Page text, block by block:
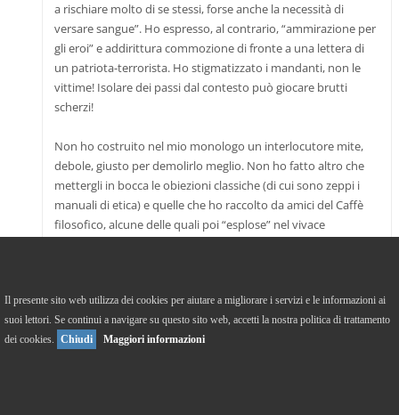
a rischiare molto di se stessi, forse anche la necessità di
versare sangue”. Ho espresso, al contrario, “ammirazione per
gli eroi” e addirittura commozione di fronte a una lettera di
un patriota-terrorista. Ho stigmatizzato i mandanti, non le
vittime! Isolare dei passi dal contesto può giocare brutti
scherzi!
Non ho costruito nel mio monologo un interlocutore mite,
debole, giusto per demolirlo meglio. Non ho fatto altro che
mettergli in bocca le obiezioni classiche (di cui sono zeppi i
manuali di etica) e quelle che ho raccolto da amici del Caffè
filosofico, alcune delle quali poi “esplose” nel vivace
Non ho tralasciato per nulla i morti causati dai soldati
austriaci durante lo sciopero della fame a Milano: bastava
Il presente sito web utilizza dei cookies per aiutare a migliorare i servizi e le informazioni ai
suoi lettori. Se continui a navigare su questo sito web, accetti la nostra politica di trattamento
dei cookies. Chiudi Maggiori informazioni